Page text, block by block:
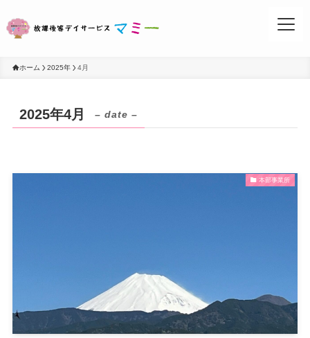
ホーム 2025年 4月
2025年4月 – date –
本部事業所
マミーについて
放課後等デイサービスとは？